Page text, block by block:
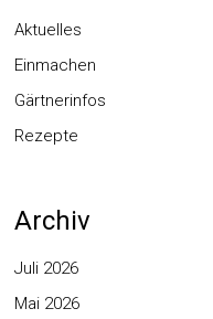
Aktuelles
Einmachen
Gärtnerinfos
Rezepte
Archiv
Juli 2026
Mai 2026